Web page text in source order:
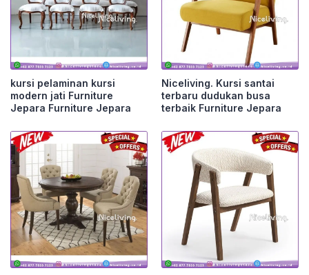
kursi pelaminan kursi
modern jati Furniture
Jepara Furniture Jepara
Niceliving. Kursi santai
terbaru dudukan busa
terbaik Furniture Jepara